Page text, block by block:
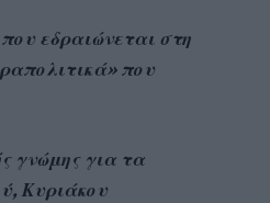
εδραιώνεται στη
που
γνώμης για τα
Κυριάκου